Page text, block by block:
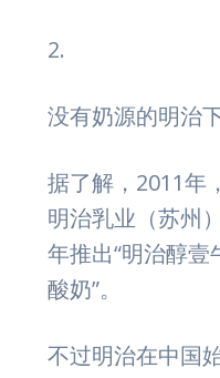
2.
没有奶源的明治
据了解，2011年
明治乳业（苏州
年推出“明治醇壹
酸奶”。
不过明治在中国